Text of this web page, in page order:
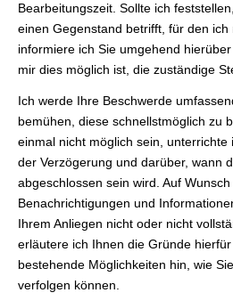
Bearbeitungszeit. Sollte ich
einen Gegenstand betrifft, für den ich
informiere ich Sie umgehend
mir dies möglich ist, die zuständige
Ich werde Ihre Beschwerde
bemühen, diese schnellstmöglich zu
einmal nicht möglich sein,
der Verzögerung und darüber, wann
abgeschlossen sein wird. Auf
Benachrichtigungen und
Ihrem Anliegen nicht oder nicht
erläutere ich Ihnen die Gründe
bestehende Möglichkeiten hin, wie
verfolgen können.